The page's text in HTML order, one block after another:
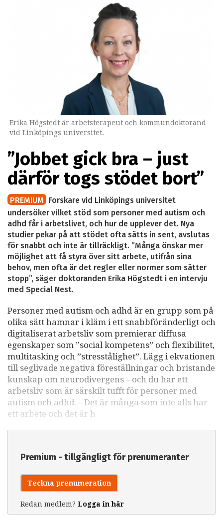
Erika Högstedt är arbetsterapeut och kommundoktorand
vid Linköpings universitet.
”Jobbet gick bra – just
därför togs stödet bort”
PREMIUM Forskare vid Linköpings universitet
undersöker vilket stöd som personer med autism och
adhd får i arbetslivet, och hur de upplever det. Nya
studier pekar på att stödet ofta sätts in sent, avslutas
för snabbt och inte är tillräckligt. ”Många önskar mer
möjlighet att få styra över sitt arbete, utifrån sina
behov, men ofta är det regler eller normer som sätter
stopp”, säger doktoranden Erika Högstedt i en intervju
med Special Nest.
Personer med autism och adhd är en grupp som på
olika sätt hamnar i kläm i ett snabbföränderligt och
digitaliserat arbetsliv som premierar diffusa
egenskaper som ”social kompetens” och flexibilitet,
multitasking och ”stresstålighet”. Lägg i ekvationen
till seglivade negativa föreställningar och bristande
kunskap om neurodivergens – och du har ett
arbetsliv som är särskilt tufft för personer med
autism och adhd. – Det är många som inte alls har
ett arbete och det är h
Premium - tillgängligt för prenumeranter
Teckna prenumeration
Redan medlem? Logga in här